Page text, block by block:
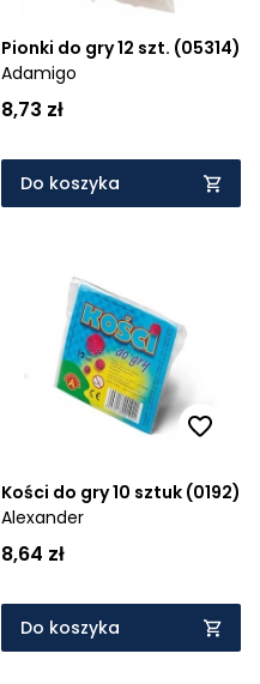
Pionki do gry 12 szt. (05314)
Adamigo
8,73 zł
Do koszyka
Kości do gry 10 sztuk (0192)
Alexander
8,64 zł
Do koszyka